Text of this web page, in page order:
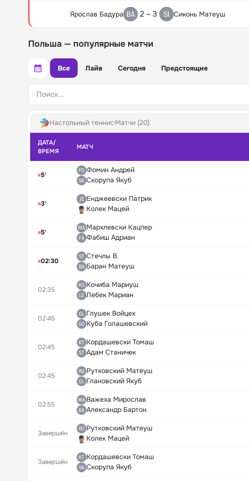
Ярослав Бадура 2 – 3 Сиконь Матеуш
Польша — популярные матчи
Все Лайв Сегодня Предстоящие
Поиск...
Настольный теннис Матчи (20)
ДАТА/
ВРЕМЯ
МАТЧ
5'
Фомин Андрей
Скорупа Якуб
3'
Енджеевски Патрик
Колек Мацей
5'
Мархлевски Кацпер
Фабиш Адриан
02:30
Стечлы В.
Баран Матеуш
02:35
Кочиба Мариуш
Лебек Мариан
02:45
Глушек Войцех
Куба Голашевский
02:45
Кордашевски Томаш
Адам Станичек
02:45
Рутковский Матеуш
Глановский Якуб
02:55
Важеха Мирослав
Александр Бартон
Завершён
Рутковский Матеуш
Колек Мацей
Завершён
Кордашевски Томаш
Скорупа Якуб